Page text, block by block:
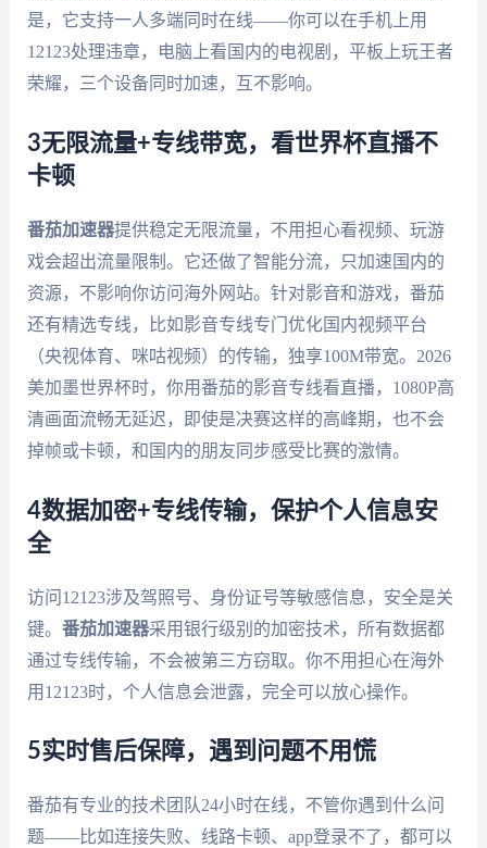
是，它支持一人多端同时在线——你可以在手机上用
12123处理违章，电脑上看国内的电视剧，平板上玩王者
荣耀，三个设备同时加速，互不影响。
3无限流量+专线带宽，看世界杯直播不
卡顿
番茄加速器提供稳定无限流量，不用担心看视频、玩游
戏会超出流量限制。它还做了智能分流，只加速国内的
资源，不影响你访问海外网站。针对影音和游戏，番茄
还有精选专线，比如影音专线专门优化国内视频平台
（央视体育、咪咕视频）的传输，独享100M带宽。2026
美加墨世界杯时，你用番茄的影音专线看直播，1080P高
清画面流畅无延迟，即使是决赛这样的高峰期，也不会
掉帧或卡顿，和国内的朋友同步感受比赛的激情。
4数据加密+专线传输，保护个人信息安
全
访问12123涉及驾照号、身份证号等敏感信息，安全是关
键。 番茄加速器采用银行级别的加密技术，所有数据都
通过专线传输，不会被第三方窃取。你不用担心在海外
用12123时，个人信息会泄露，完全可以放心操作。
5实时售后保障，遇到问题不用慌
番茄有专业的技术团队24小时在线，不管你遇到什么问
题——比如连接失败、线路卡顿、app登录不了，都可以